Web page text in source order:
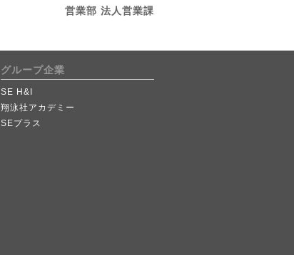
営業部 法人営業課
グループ企業
SE H&I
翔泳社アカデミー
SEプラス